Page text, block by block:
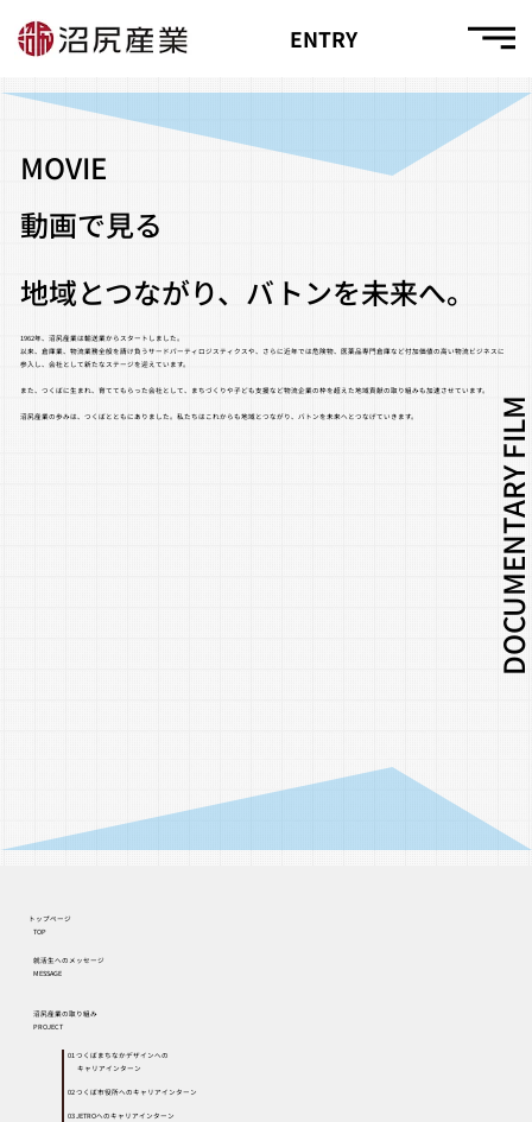
ENTRY
MOVIE
動画で見る
地域とつながり、バトンを未来へ。
1962年、沼尻産業は輸送業からスタートしました。
以来、倉庫業、物流業務全般を請け負うサードパーティロジスティクスや、さらに近年では危険物、医薬品専門倉庫など付加価値の高い物流ビジネスに
参入し、会社として新たなステージを迎えています。
また、つくばに生まれ、育ててもらった会社として、まちづくりや子ども支援など物流企業の枠を超えた地域貢献の取り組みも加速させています。
沼尻産業の歩みは、つくばとともにありました。私たちはこれからも地域とつながり、バトンを未来へとつなげていきます。
沼尻産業の取り組み
PROJECT
01 つくばまちなかデザインへの
キャリアインターン
02 つくば市役所へのキャリアインターン
03 JETROへのキャリアインターン
トップページ
TOP
就活生へのメッセージ
MESSAGE